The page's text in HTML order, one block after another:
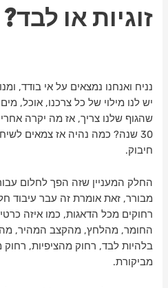
זוגיות או לבד?
נניח ואנחנו נמצאים על אי בודד,
יש לנו מילוי של כל צרכנו, אוכל,
שהגוף שלנו צריך, אז מה יקרה
30 שנה? כמה נהיה אז צמאים
חיבוק.
החלק המעניין שזה הפך לחלום
מבורר, זאת אומרת זה עבר עיבוד
רחוקים מכל הדאגות, כמו איזה
החומר, מהלחץ, מהקצב המהיר,
בלהיות לבד, רחוק מהציפיות, רחוק
מביקורת.